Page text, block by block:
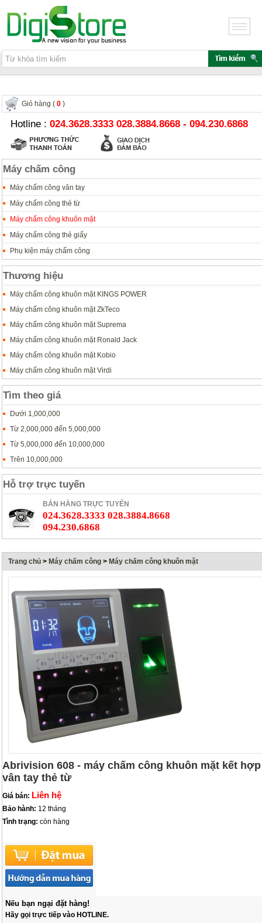
Giỏ hàng ( 0 )
Hotline : 024.3628.3333 028.3884.8668 - 094.230.6868
Máy chấm công
Máy chấm công vân tay
Máy chấm công thẻ từ
Máy chấm công khuôn mặt
Máy chấm công thẻ giấy
Phụ kiện máy chấm công
Thương hiệu
Máy chấm công khuôn mặt KINGS POWER
Máy chấm công khuôn mặt ZkTeco
Máy chấm công khuôn mặt Suprema
Máy chấm công khuôn mặt Ronald Jack
Máy chấm công khuôn mặt Kobio
Máy chấm công khuôn mặt Virdi
Tìm theo giá
Dưới 1,000,000
Từ 2,000,000 đến 5,000,000
Từ 5,000,000 đến 10,000,000
Trên 10,000,000
Hỗ trợ trực tuyến
BÁN HÀNG TRỰC TUYẾN
024.3628.3333 028.3884.8668
094.230.6868
Trang chủ > Máy chấm công > Máy chấm công khuôn mặt
Abrivision 608 - máy chấm công khuôn mặt kết hợp
vân tay thẻ từ
Giá bán: Liên hệ
Bảo hành: 12 tháng
Tình trạng: còn hàng
Nếu bạn ngại đặt hàng!
Hãy gọi trực tiếp vào HOTLINE.